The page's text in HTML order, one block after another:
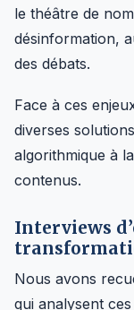
le théâtre de
désinformation,
des débats.
Face à ces
diverses
algorithmique à
contenus.
Interviews
Nous avons
qui analysent